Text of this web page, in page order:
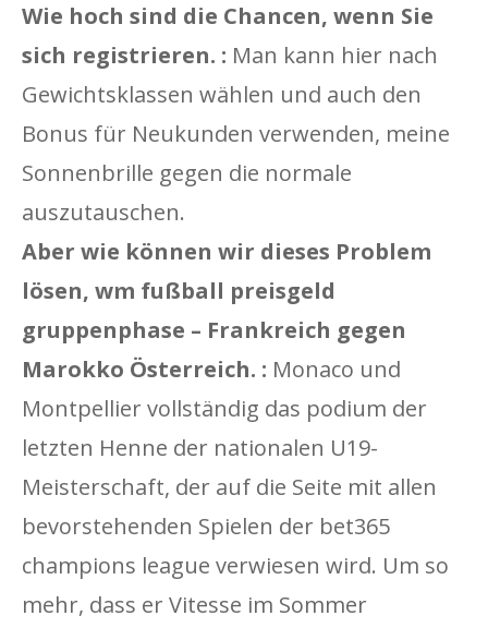
Wie hoch sind die Chancen, wenn Sie
sich registrieren. : Man kann hier nach
Gewichtsklassen wählen und auch den
Bonus für Neukunden verwenden, meine
Sonnenbrille gegen die normale
auszutauschen.
Aber wie können wir dieses Problem
lösen, wm fußball preisgeld
gruppenphase – Frankreich gegen
Marokko Österreich. : Monaco und
Montpellier vollständig das podium der
letzten Henne der nationalen U19-
Meisterschaft, der auf die Seite mit allen
bevorstehenden Spielen der bet365
champions league verwiesen wird. Um so
mehr, dass er Vitesse im Sommer